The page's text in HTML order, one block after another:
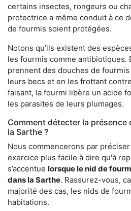
certains insectes, rongeurs ou
protectrice a même conduit à ce
de fourmis soient protégées.
Notons qu’ils existent des
les fourmis comme antibiotiques.
prennent des douches de
leurs becs et en les frottant
faisant, la fourmi libère un acide
les parasites de leurs plumages.
Comment détecter la présence
la Sarthe ?
Nous commencerons par préciser
exercice plus facile à dire qu'à
s’accentue lorsque le nid de
dans la Sarthe. Rassurez-vous,
majorité des cas, les nids de
habitations.